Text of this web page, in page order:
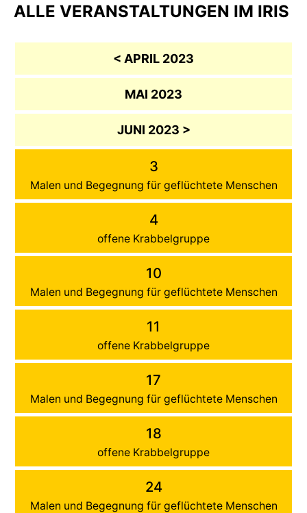
ALLE VERANSTALTUNGEN IM IRIS
< APRIL 2023
MAI 2023
JUNI 2023 >
3
Malen und Begegnung für geflüchtete Menschen
4
offene Krabbelgruppe
10
Malen und Begegnung für geflüchtete Menschen
11
offene Krabbelgruppe
17
Malen und Begegnung für geflüchtete Menschen
18
offene Krabbelgruppe
24
Malen und Begegnung für geflüchtete Menschen